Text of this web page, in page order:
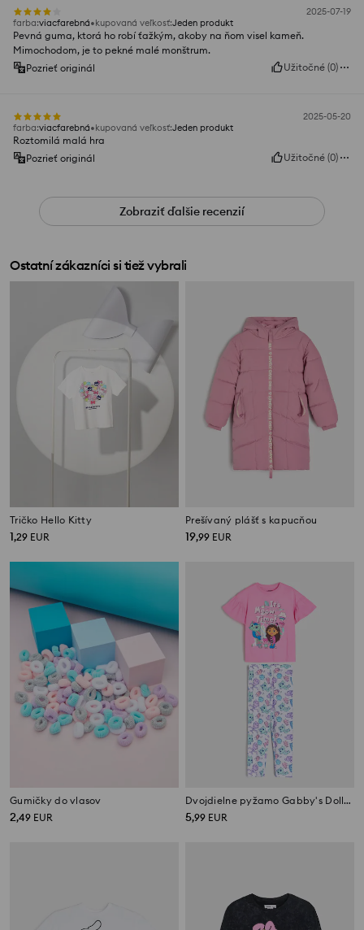
2025-07-19
farba:viacfarebná kupovaná veľkosť:Jeden produkt
Pevná guma, ktorá ho robí ťažkým, akoby na ňom visel kameň.
Mimochodom, je to pekné malé monštrum.
Pozrieť originál
Užitočné (0)
2025-05-20
farba:viacfarebná kupovaná veľkosť:Jeden produkt
Roztomilá malá hra
Pozrieť originál
Užitočné (0)
Zobraziť ďalšie recenzií
Ostatní zákazníci si tiež vybrali
Tričko Hello Kitty
1,29 EUR
Prešívaný plášť s kapucňou
19,99 EUR
Gumičky do vlasov
2,49 EUR
Dvojdielne pyžamo Gabby's Dollhouse
5,99 EUR